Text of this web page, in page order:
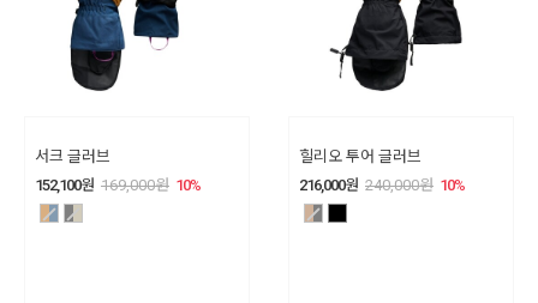
서크 글러브
152,100원 169,000원 10%
힐리오 투어 글러브
216,000원 240,000원 10%